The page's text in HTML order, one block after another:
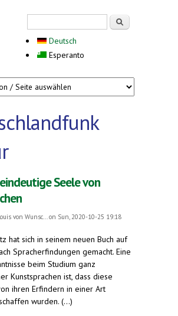
Deutsch
Esperanto
Seele von
von Wunsc... on Sun, 2020-10-25 19:18
hat sich in seinem neuen Buch auf
Spracherfindungen gemacht. Eine
beim Studium ganz
Kunstsprachen ist, dass diese
ihren Erfindern in einer Art
wurden. (...)